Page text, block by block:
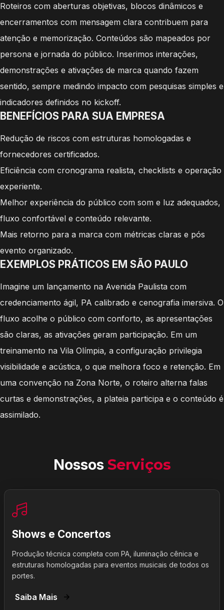
Roteiros com aberturas objetivas, blocos dinâmicos e
encerramentos com mensagem clara contribuem para
atenção e memorização. Conteúdos são mapeados por
persona e jornada do público. Inserimos interações,
demonstrações e ativações de marca quando fazem
sentido, sempre medindo impacto com pesquisas simples e
indicadores definidos no kickoff.
BENEFÍCIOS PARA SUA EMPRESA
Redução de riscos com estruturas homologadas e
fornecedores certificados.
Eficiência com cronograma realista, checklists e operação
experiente.
Melhor experiência do público com som e luz adequados,
fluxo confortável e conteúdo relevante.
Mais retorno para a marca com métricas claras e pós
evento organizado.
EXEMPLOS PRÁTICOS EM SÃO PAULO
Imagine um lançamento na Avenida Paulista com
credenciamento ágil, PA calibrado e cenografia imersiva. O
fluxo acolhe o público com conforto, as apresentações
são claras, as ativações geram participação. Em um
treinamento na Vila Olímpia, a configuração privilegia
visibilidade e acústica, o que melhora foco e retenção. Em
uma convenção na Zona Norte, o roteiro alterna falas
curtas e demonstrações, a plateia participa e o conteúdo é
assimilado.
Nossos Serviços
Shows e Concertos
Produção técnica completa com PA, iluminação cênica e
estruturas homologadas para eventos musicais de todos os
portes.
Saiba Mais